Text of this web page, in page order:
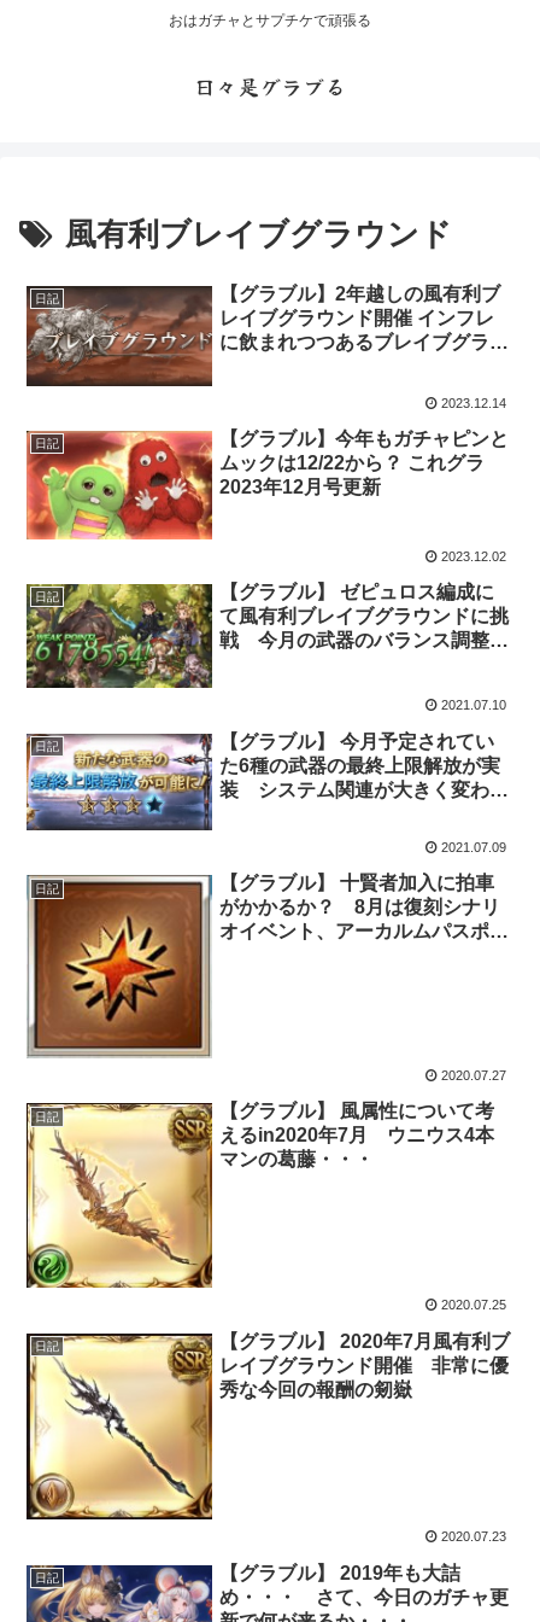
おはガチャとサプチケで頑張る
日々是グラブる
風有利ブレイブグラウンド
日記
【グラブル】2年越しの風有利ブ
レイブグラウンド開催 インフレ
に飲まれつつあるブレイブグラウ
2023.12.14
日記
【グラブル】今年もガチャピンと
ムックは12/22から？ これグラ
2023年12月号更新
2023.12.02
日記
【グラブル】 ゼピュロス編成に
て風有利ブレイブグラウンドに挑
戦 今月の武器のバランス調整で
2021.07.10
日記
【グラブル】 今月予定されてい
た6種の武器の最終上限解放が実
装 システム関連が大きく変わり
2021.07.09
日記
【グラブル】 十賢者加入に拍車
がかかるか？ 8月は復刻シナリ
オイベント、アーカルムパスポー
2020.07.27
日記
【グラブル】 風属性について考
えるin2020年7月 ウニウス4本
マンの葛藤・・・
2020.07.25
日記
【グラブル】 2020年7月風有利ブ
レイブグラウンド開催 非常に優
秀な今回の報酬の剱嶽
2020.07.23
日記
【グラブル】 2019年も大詰
め・・・ さて、今日のガチャ更